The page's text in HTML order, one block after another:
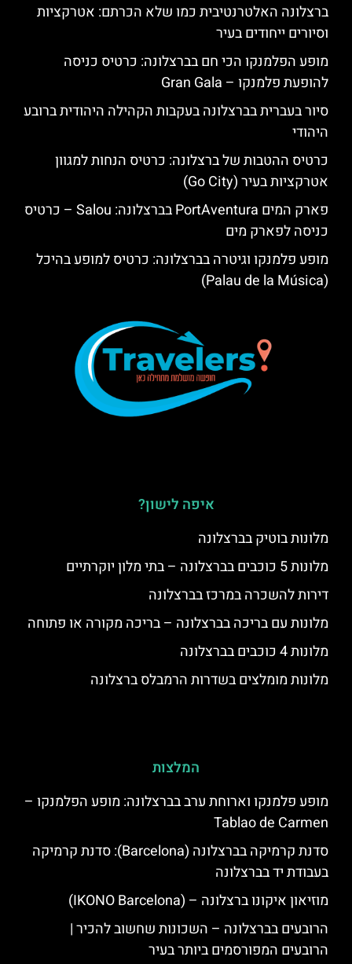
ברצלונה האלטרנטיבית כמו שלא הכרתם: אטרקציות
וסיורים ייחודים בעיר
מופע הפלמנקו הכי חם בברצלונה: כרטיס כניסה
להופעת פלמנקו – Gran Gala
סיור בעברית בברצלונה בעקבות הקהילה היהודית ברובע
היהודי
כרטיס ההטבות של ברצלונה: כרטיס הנחות למגוון
אטרקציות בעיר (Go City)
פארק המים PortAventura בברצלונה: Salou – כרטיס
כניסה לפארק מים
מופע פלמנקו וגיטרה בברצלונה: כרטיס למופע בהיכל
(Palau de la Música)
איפה לישון?
מלונות בוטיק בברצלונה
מלונות 5 כוכבים בברצלונה – בתי מלון יוקרתיים
דירות להשכרה במרכז בברצלונה
מלונות עם בריכה בברצלונה – בריכה מקורה או פתוחה
מלונות 4 כוכבים בברצלונה
מלונות מומלצים בשדרות הרמבלס ברצלונה
המלצות
מופע פלמנקו וארוחת ערב בברצלונה: מופע הפלמנקו –
Tablao de Carmen
סדנת קרמיקה בברצלונה (Barcelona): סדנת קרמיקה
בעבודת יד בברצלונה
מוזיאון איקונו ברצלונה – (IKONO Barcelona)
הרובעים בברצלונה – השכונות שחשוב להכיר |
הרובעים המפורסמים ביותר בעיר